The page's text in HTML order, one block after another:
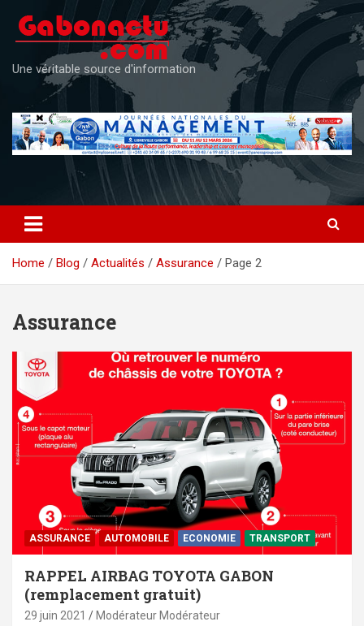
content
Une véritable source d'information
Home Blog Actualités Assurance Page 2
Assurance
ASSURANCE AUTOMOBILE ECONOMIE TRANSPORT
RAPPEL AIRBAG TOYOTA GABON
(remplacement gratuit)
29 juin 2021 Modérateur Modérateur